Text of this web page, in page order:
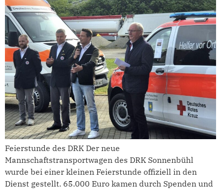
Feierstunde des DRK Der neue
Mannschaftstransportwagen des DRK Sonnenbühl
wurde bei einer kleinen Feierstunde offiziell in den
Dienst gestellt. 65.000 Euro kamen durch Spenden und